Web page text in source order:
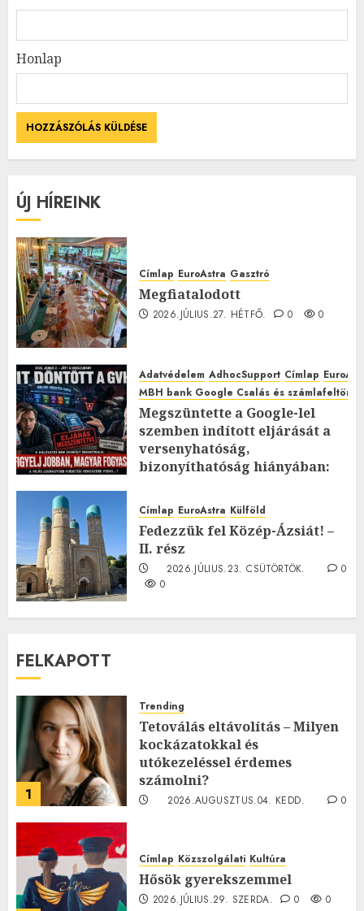
Honlap
ÚJ HÍREINK
Címlap EuroAstra Gasztró
Megfiatalodott
2026.JÚLIUS.27. HÉTFŐ. 0 0
Adatvédelem AdhocSupport Címlap
MBH bank Google Csalás és
Megszüntette a Google-lel
szemben indított eljárását a
versenyhatóság,
bizonyíthatóság hiányában:
2026.JÚLIUS.23. CSÜTÖRTÖK.
0
Címlap EuroAstra Külföld
Fedezzük fel Közép-Ázsiát! –
II. rész
2026.JÚLIUS.23. CSÜTÖRTÖK.
0
0
FELKAPOTT
1
Trending
Tetoválás eltávolítás – Milyen
kockázatokkal és
utókezeléssel érdemes
számolni?
2026.AUGUSZTUS.04. KEDD.
0
Címlap Közszolgálati Kultúra
Hősök gyerekszemmel
2026.JÚLIUS.29. SZERDA. 0 0